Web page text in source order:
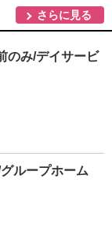
さらに見る
のみ/デイサービ
ループホーム